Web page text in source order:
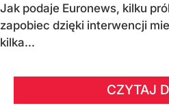
Jak podaje Euronews, kilku
zapobiec dzięki interwencji
kilka...
CZYTAJ